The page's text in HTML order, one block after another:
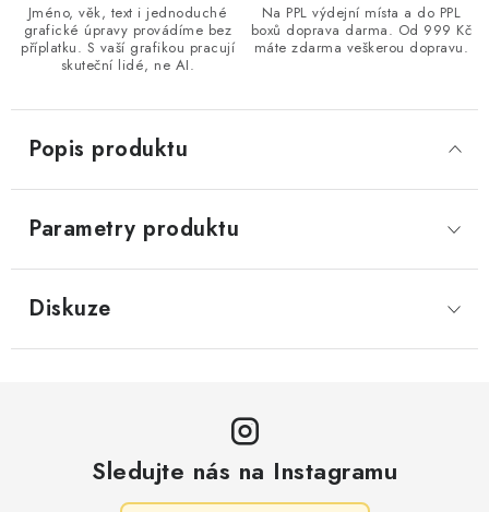
Jméno, věk, text i jednoduché
grafické úpravy provádíme bez
příplatku. S vaší grafikou pracují
skuteční lidé, ne AI.
Na PPL výdejní místa a do PPL
boxů doprava darma. Od 999 Kč
máte zdarma veškerou dopravu.
Popis produktu
Parametry produktu
Diskuze
Sledujte nás na Instagramu